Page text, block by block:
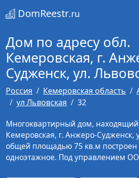
DomReestr.ru
Дом по адресу обл.
Кемеровская, г.
Судженск, ул.
Россия Кемеровская область
ул Львовская
32
Многоквартирный дом,
Кемеровская, г. Анжеро-Судженск,
общей площадью 75 кв.м построен
одноэтажное. Под управлением